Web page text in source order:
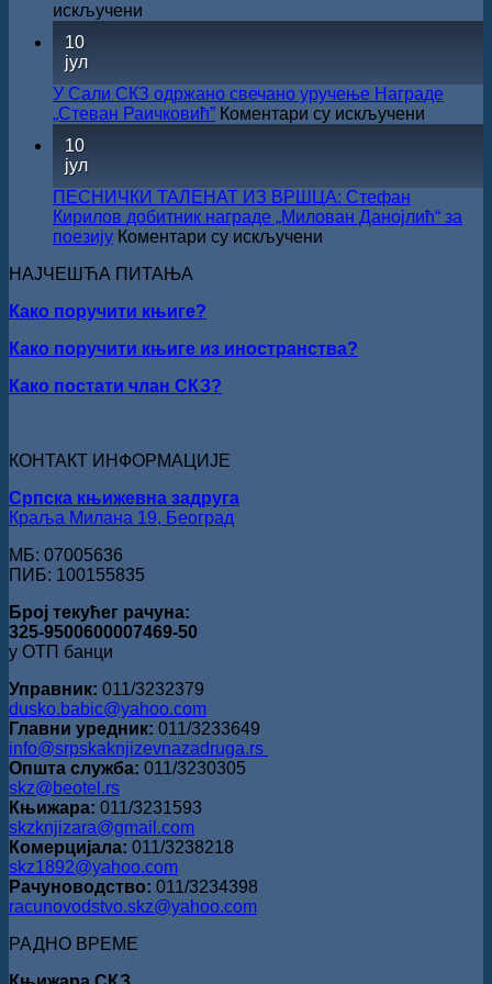
српском
ЗА
искључени
10
јул
У Сали СКЗ одржано свечано уручење Награде
„Стеван Раичковић” Коментари су искључени
свечано
10
јул
ПЕСНИЧКИ ТАЛЕНАТ ИЗ ВРШЦА: Стефан
Кирилов добитник награде „Милован Данојлић“ за
поезију Коментари су искључени
Кирилов
НАЈЧЕШЋА ПИТАЊА
Како поручити књиге?
Како поручити књиге из иностранства?
Како постати члан СКЗ?
КОНТАКТ ИНФОРМАЦИЈЕ
Српска књижевна задруга
Краља Милана 19, Београд
МБ: 07005636
ПИБ: 100155835
Број текућег рачуна:
325-9500600007469-50
у ОТП банци
Управник: 011/3232379
dusko.babic@yahoo.com
Главни уредник: 011/3233649
info@srpskaknjizevnazadruga.rs
Општа служба: 011/3230305
skz@beotel.rs
Књижара: 011/3231593
skzknjizara@gmail.com
Комерцијала: 011/3238218
skz1892@yahoo.com
Рачуноводство: 011/3234398
racunovodstvo.skz@yahoo.com
РАДНО ВРЕМЕ